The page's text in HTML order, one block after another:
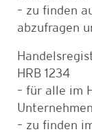
– zu finden
abzufragen
HRB 1234
– für alle im
– zu finden